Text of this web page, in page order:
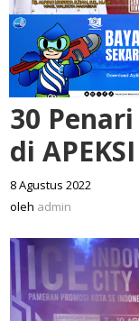
30
di
8 Agustus 2022
oleh admin